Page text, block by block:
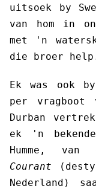
uitsoek by
van hom in
met 'n
die broer
Ek was ook
per vragboot
Durban
ek 'n
Humme,
Courant
Nederland)